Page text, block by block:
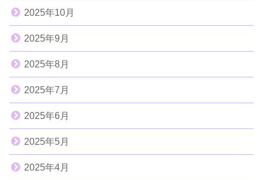
2025年10月
2025年9月
2025年8月
2025年7月
2025年6月
2025年5月
2025年4月